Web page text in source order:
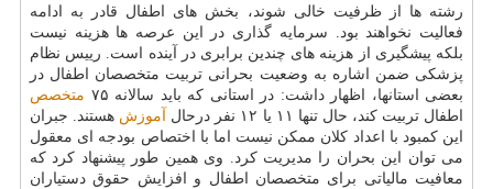
رشته ها از ظرفیت خالی شوند، بخش های اطفال قادر به ادامه
فعالیت نخواهند بود. سرمایه گذاری در این عرصه ها هزینه نیست
بلکه پیشگیری از هزینه های چندین برابری در آینده است. رییس نظام
پزشکی ضمن اشاره به وضعیت بحرانی تربیت متخصصان اطفال در
بعضی استانها، اظهار داشت: در استانی که باید سالانه ۷۵
متخصص
اطفال تربیت کند، حال تنها ۱۱ یا ۱۲ نفر درحال
آموزش هستند. جبران
این کمبود با اعداد کلان ممکن نیست اما با اختصاص بودجه ای معقول
می توان این بحران را مدیریت کرد. وی همین طور پیشنهاد کرد که
معافیت مالیاتی برای متخصصان اطفال و افزایش حقوق دستیاران